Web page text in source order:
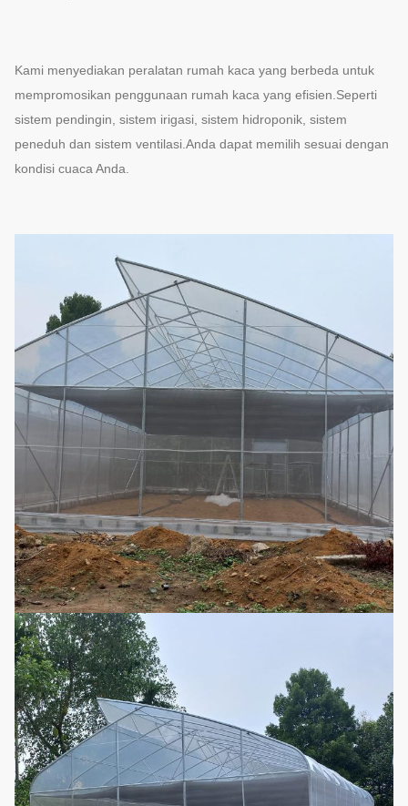
Kami menyediakan peralatan rumah kaca yang berbeda untuk
mempromosikan penggunaan rumah kaca yang efisien.Seperti
sistem pendingin, sistem irigasi, sistem hidroponik, sistem
peneduh dan sistem ventilasi.Anda dapat memilih sesuai dengan
kondisi cuaca Anda.